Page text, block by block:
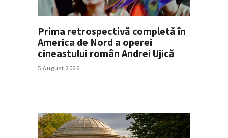
Prima retrospectivă completă în
America de Nord a operei
cineastului român Andrei Ujică
5 August 2026